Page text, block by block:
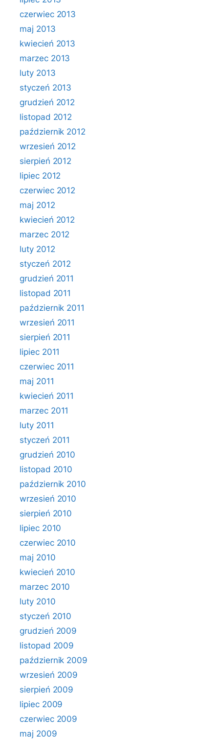
czerwiec 2013
maj 2013
kwiecień 2013
marzec 2013
luty 2013
styczeń 2013
grudzień 2012
listopad 2012
październik 2012
wrzesień 2012
sierpień 2012
lipiec 2012
czerwiec 2012
maj 2012
kwiecień 2012
marzec 2012
luty 2012
styczeń 2012
grudzień 2011
listopad 2011
październik 2011
wrzesień 2011
sierpień 2011
lipiec 2011
czerwiec 2011
maj 2011
kwiecień 2011
marzec 2011
luty 2011
styczeń 2011
grudzień 2010
listopad 2010
październik 2010
wrzesień 2010
sierpień 2010
lipiec 2010
czerwiec 2010
maj 2010
kwiecień 2010
marzec 2010
luty 2010
styczeń 2010
grudzień 2009
listopad 2009
październik 2009
wrzesień 2009
sierpień 2009
lipiec 2009
czerwiec 2009
maj 2009